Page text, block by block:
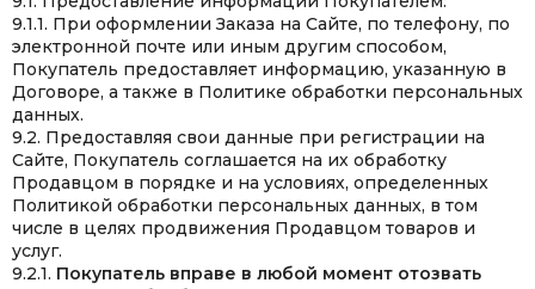
9.1.1. При оформлении Заказа на Сайте, по телефону, по
электронной почте или иным другим способом,
Покупатель предоставляет информацию, указанную в
Договоре, а также в Политике обработки персональных
данных.
9.2. Предоставляя свои данные при регистрации на
Сайте, Покупатель соглашается на их обработку
Продавцом в порядке и на условиях, определенных
Политикой обработки персональных данных, в том
числе в целях продвижения Продавцом товаров и
услуг.
9.2.1. Покупатель вправе в любой момент отозвать